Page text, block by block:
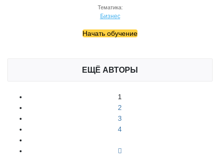
Тематика:
Бизнес
Начать обучение
ЕЩЁ АВТОРЫ
1
2
3
4